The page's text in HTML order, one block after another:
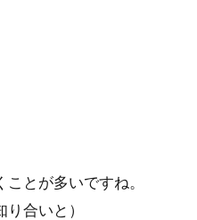
とが多いですね。
合いと）